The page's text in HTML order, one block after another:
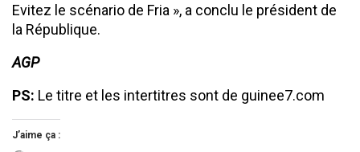
Evitez le scénario de Fria », a conclu le président de
la République.
AGP
PS: Le titre et les intertitres sont de guinee7.com
J’aime ça :